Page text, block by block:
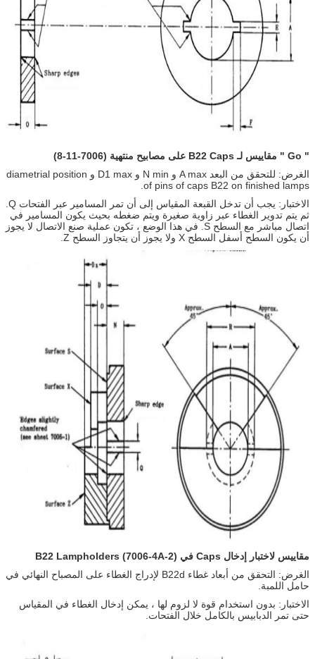
"
Go
" مقاييس لـ B22 Caps على مصابيح منتهية (7006-11-8)
الغرض: للتحقق من البعد A max و N min و D1 max و diametrial position
of pins of caps B22 on finished lamps.
ثم يتم تدوير الغطاء عبر زاوية صغيرة ويتم ضغطه بحيث يكون المسامير في
اتصال مباشر مع السطح S. في هذا الوضع ، تكون عملية صنع الاتصال لا يجوز
أن يكون السطح أسفل السطح X ولا يجوز أن يتجاوز السطح Z.
مقاييس لاختبار إدخال Caps في B22 Lampholders (7006-4A-2)
الغرض: التحقق من أبعاد غطاء B22d لإدراج الغطاء على المصباح النهائي في
حامل اللمبة.
الاختبار: بدون استخدام قوة لا لزوم لها ، يمكن إدخال الغطاء في المقياس
حتى تمر الدبابيس بالكامل خلال الفتحات.